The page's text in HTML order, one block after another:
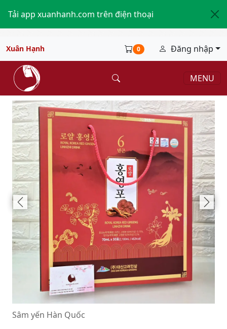
Tải app xuanhanh.com trên điện thoại
Xuân Hạnh 0 Đăng nhập
MENU
Sâm yến Hàn Quốc